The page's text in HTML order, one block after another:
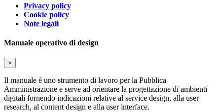
Privacy policy
Cookie policy
Note legali
Manuale operativo di design
×
Il manuale è uno strumento di lavoro per la Pubblica
Amministrazione e serve ad orientare la progettazione di ambienti
digitali fornendo indicazioni relative al service design, alla user
research, al content design e alla user interface.